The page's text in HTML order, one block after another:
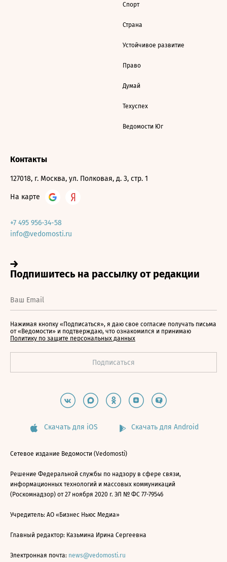
Спорт
Страна
Устойчивое развитие
Право
Думай
Техуспех
Ведомости Юг
Контакты
127018, г. Москва, ул. Полковая, д. 3, стр. 1
На карте
+7 495 956-34-58
info@vedomosti.ru
Нажимая кнопку «Подписаться», я даю свое согласие получать письма
от «Ведомости» и подтверждаю, что ознакомился и принимаю
Политику по защите персональных данных
Скачать для iOS Скачать для Android
Сетевое издание Ведомости (Vedomosti)
Решение Федеральной службы по надзору в сфере связи,
информационных технологий и массовых коммуникаций
(Роскомнадзор) от 27 ноября 2020 г. ЭЛ № ФС 77-79546
Учредитель: АО «Бизнес Ньюс Медиа»
Главный редактор: Казьмина Ирина Сергеевна
Электронная почта: news@vedomosti.ru